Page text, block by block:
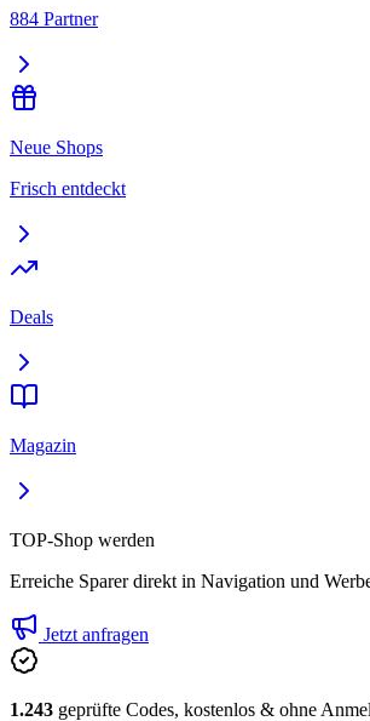
884 Partner
Neue Shops
Frisch entdeckt
Deals
Magazin
TOP-Shop werden
Erreiche Sparer direkt in Navigation und
Jetzt anfragen
1.243 geprüfte Codes, kostenlos & ohne